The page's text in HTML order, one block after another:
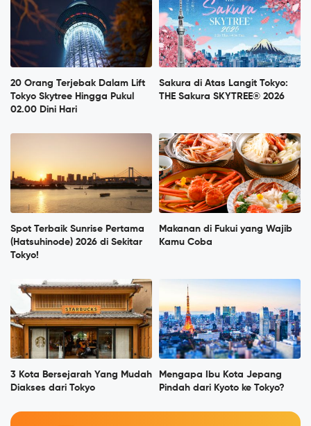
20 Orang Terjebak Dalam Lift
Tokyo Skytree Hingga Pukul
02.00 Dini Hari
Sakura di Atas Langit Tokyo:
THE Sakura SKYTREE® 2026
Spot Terbaik Sunrise Pertama
(Hatsuhinode) 2026 di Sekitar
Tokyo!
Makanan di Fukui yang Wajib
Kamu Coba
3 Kota Bersejarah Yang Mudah
Diakses dari Tokyo
Mengapa Ibu Kota Jepang
Pindah dari Kyoto ke Tokyo?